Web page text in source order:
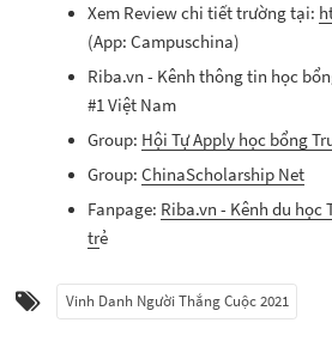
Xem Review chi tiết trường tại:
(App: Campuschina)
Riba.vn - Kênh thông tin học
#1 Việt Nam
Group: Hội Tự Apply học bổng
Group: ChinaScholarship Net
Fanpage: Riba.vn - Kênh du học
trẻ
Vinh Danh Người Thắng Cuộc 2021